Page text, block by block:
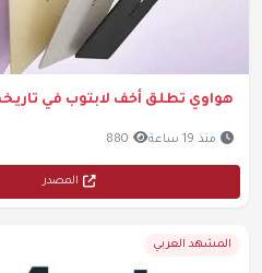
هواوي تطلق أخف لابتوب في تاريخها
منذ 19 ساعة 880
المصدر
المشهد العربي